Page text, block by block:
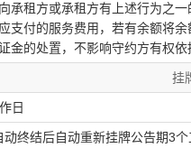
承租方或承租方有上述行为之
支付的服务费用，若有余额将
金的处置，不影响守约方有权
挂
日
动终结后自动重新挂牌公告期3